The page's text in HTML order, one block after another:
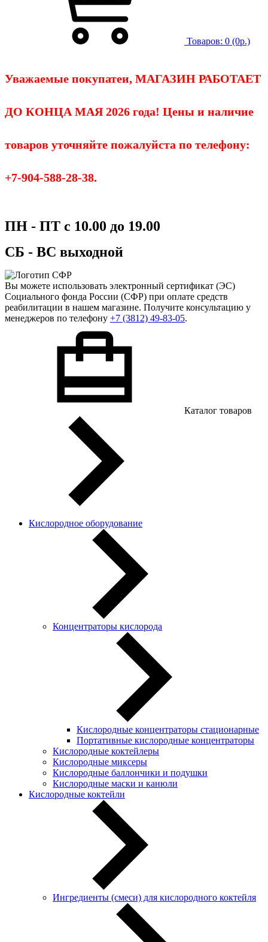
Товаров: 0 (0р.)
Уважаемые покупатеи, МАГАЗИН РАБОТАЕТ
ДО КОНЦА МАЯ 2026 года! Цены и наличие
товаров уточняйте пожалуйста по телефону:
+7-904-588-28-38.
ПН - ПТ с 10.00 до 19.00
СБ - ВС выходной
Вы можете использовать электронный сертификат (ЭС)
Социального фонда России (СФР) при оплате средств
реабилитации в нашем магазине. Получите консультацию у
менеджеров по телефону +7 (3812) 49-83-05.
Каталог товаров
Кислородное оборудование
Концентраторы кислорода
Кислородные концентраторы стационарные
Портативные кислородные концентраторы
Кислородные коктейлеры
Кислородные миксеры
Кислородные баллончики и подушки
Кислородные маски и канюли
Кислородные коктейли
Ингредиенты (смеси) для кислородного коктейля